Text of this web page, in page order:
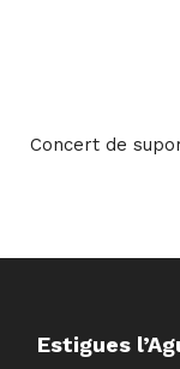
Concert de
Estigues